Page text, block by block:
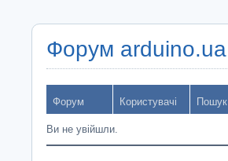
Форум arduino.ua
Форум Користувачі Пошук
Ви не увійшли.